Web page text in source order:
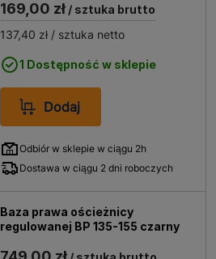
169,00 zł / sztuka brutto
137,40 zł / sztuka netto
1 Dostępność w sklepie
Dodaj
Odbiór w sklepie w ciągu 2h
Dostawa w ciągu 2 dni roboczych
Baza prawa ościeżnicy
regulowanej BP 135-155 czarny